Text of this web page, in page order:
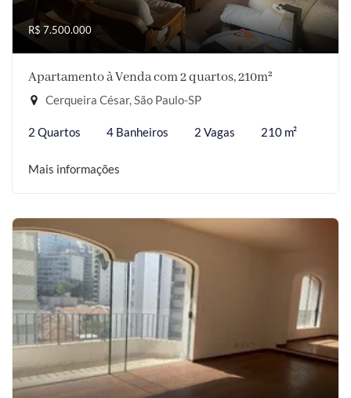
R$ 7.500.000
Apartamento à Venda com 2 quartos, 210m²
Cerqueira César, São Paulo-SP
2 Quartos 4 Banheiros 2 Vagas 210 m²
Mais informações